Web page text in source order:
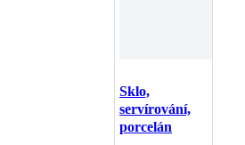
Sklo,
servírování,
porcelán